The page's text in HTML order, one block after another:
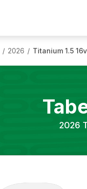
/ 2026 / Titanium 1.5
2026